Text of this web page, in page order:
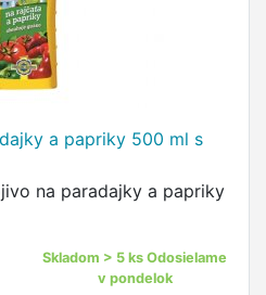
a papriky 500 ml s
na paradajky a papriky
Skladom > 5 ks Odosielame
v pondelok